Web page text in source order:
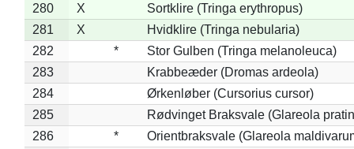
280
X
Sortklire (Tringa erythropus)
281
X
Hvidklire (Tringa nebularia)
282
*
Stor Gulben (Tringa melanoleuca)
283
Krabbeæder (Dromas ardeola)
284
Ørkenløber (Cursorius cursor)
285
Rødvinget Braksvale (Glareola
286
*
Orientbraksvale (Glareola